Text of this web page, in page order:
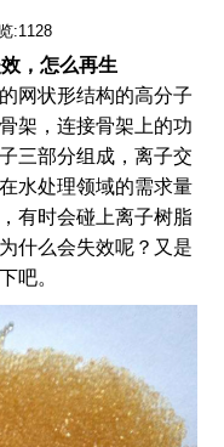
:1128
，怎么再生
网状形结构的高分子
架，连接骨架上的功
三部分组成，离子交
水处理领域的需求量
有时会碰上离子树脂
什么会失效呢？又是
吧。